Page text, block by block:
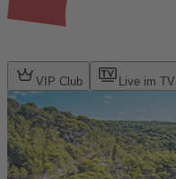
VIP Club Live im TV